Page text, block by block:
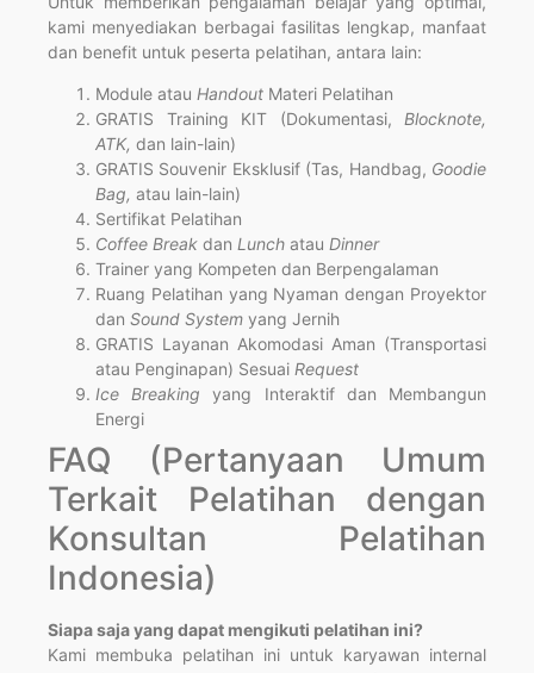
kami menyediakan berbagai fasilitas lengkap, manfaat
dan benefit untuk peserta pelatihan, antara lain:
Module atau Handout Materi Pelatihan
GRATIS Training KIT (Dokumentasi, Blocknote,
ATK, dan lain-lain)
GRATIS Souvenir Eksklusif (Tas, Handbag, Goodie
Bag, atau lain-lain)
Sertifikat Pelatihan
Coffee Break dan Lunch atau Dinner
Trainer yang Kompeten dan Berpengalaman
Ruang Pelatihan yang Nyaman dengan Proyektor
dan Sound System yang Jernih
GRATIS Layanan Akomodasi Aman (Transportasi
atau Penginapan) Sesuai Request
Ice Breaking yang Interaktif dan Membangun
Energi
FAQ (Pertanyaan Umum
Terkait Pelatihan dengan
Konsultan Pelatihan
Indonesia)
Siapa saja yang dapat mengikuti pelatihan ini?
Kami membuka pelatihan ini untuk karyawan internal